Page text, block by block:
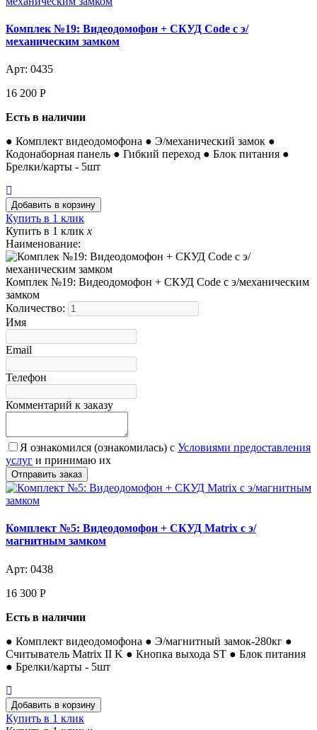
Комплек №19: Видеодомофон + СКУД Code с э/
механическим замком
Арт: 0435
16 200 Р
Есть в наличии
● Комплект видеодомофона ● Э/механический замок ●
Кодонаборная панель ● Гибкий переход ● Блок питания ●
Брелки/карты - 5шт
Купить в 1 клик
Купить в 1 клик x
Наименование:
Комплек №19: Видеодомофон + СКУД Code с э/механическим
замком
Количество:
Имя
Email
Телефон
Комментарий к заказу
Я ознакомился (ознакомилась) с Условиями предоставления
услуг и принимаю их
Комплект №5: Видеодомофон + СКУД Matrix с э/
магнитным замком
Арт: 0438
16 300 Р
Есть в наличии
● Комплект видеодомофона ● Э/магнитный замок-280кг ●
Считыватель Matrix II K ● Кнопка выхода ST ● Блок питания
● Брелки/карты - 5шт
Купить в 1 клик